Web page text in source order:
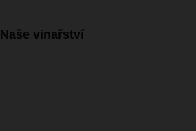
Naše vinařství